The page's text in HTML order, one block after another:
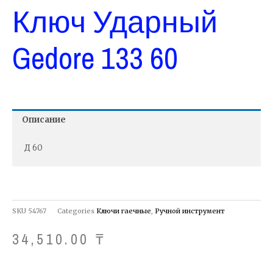
Ключ Ударный
Gedore 133 60
Описание
Д 60
SKU 54767 Categories Ключи гаечные Ручной инструмент
34,510.00 ₸